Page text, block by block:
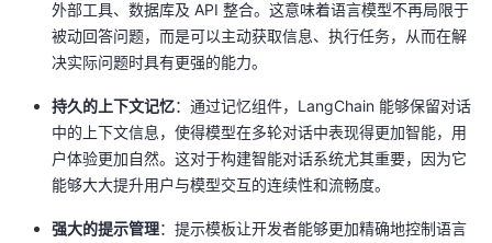
外部工具、数据库及 API 整合。这意味着语言模型不再局限于
被动回答问题，而是可以主动获取信息、执行任务，从而在解
决实际问题时具有更强的能力。
持久的上下文记忆：通过记忆组件，LangChain 能够保留对话
中的上下文信息，使得模型在多轮对话中表现得更加智能，用
户体验更加自然。这对于构建智能对话系统尤其重要，因为它
能够大大提升用户与模型交互的连续性和流畅度。
强大的提示管理：提示模板让开发者能够更加精确地控制语言